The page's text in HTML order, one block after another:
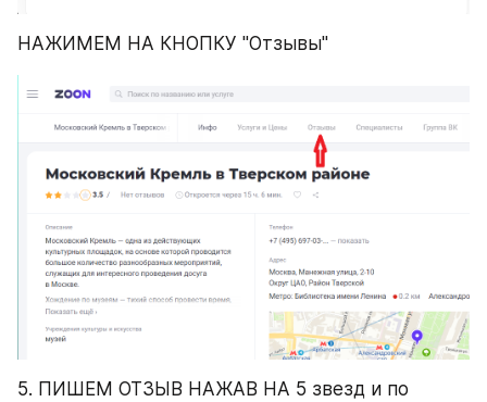
НАЖИМЕМ НА КНОПКУ "Отзывы"
5. ПИШЕМ ОТЗЫВ НАЖАВ НА 5 звезд и по